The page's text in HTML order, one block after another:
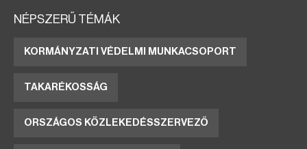
NÉPSZERŰ TÉMÁK
KORMÁNYZATI VÉDELMI MUNKACSOPORT
TAKARÉKOSSÁG
ORSZÁGOS KÖZLEKEDÉSSZERVEZŐ